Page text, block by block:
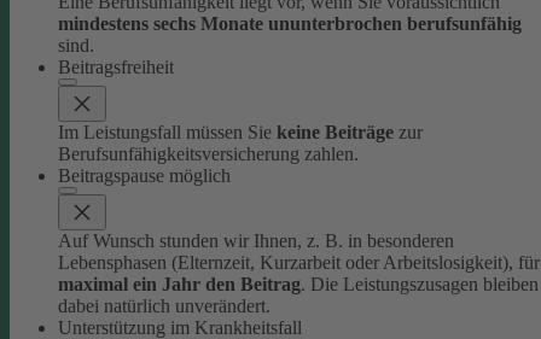
mindestens sechs Monate ununterbrochen berufsunfähig
sind.
Beitragsfreiheit
Im Leistungsfall müssen Sie keine Beiträge zur
Berufsunfähigkeitsversicherung zahlen.
Beitragspause möglich
Auf Wunsch stunden wir Ihnen, z. B. in besonderen
Lebensphasen (Elternzeit, Kurzarbeit oder Arbeitslosigkeit), für
maximal ein Jahr den Beitrag. Die Leistungszusagen bleiben
dabei natürlich unverändert.
Unterstützung im Krankheitsfall